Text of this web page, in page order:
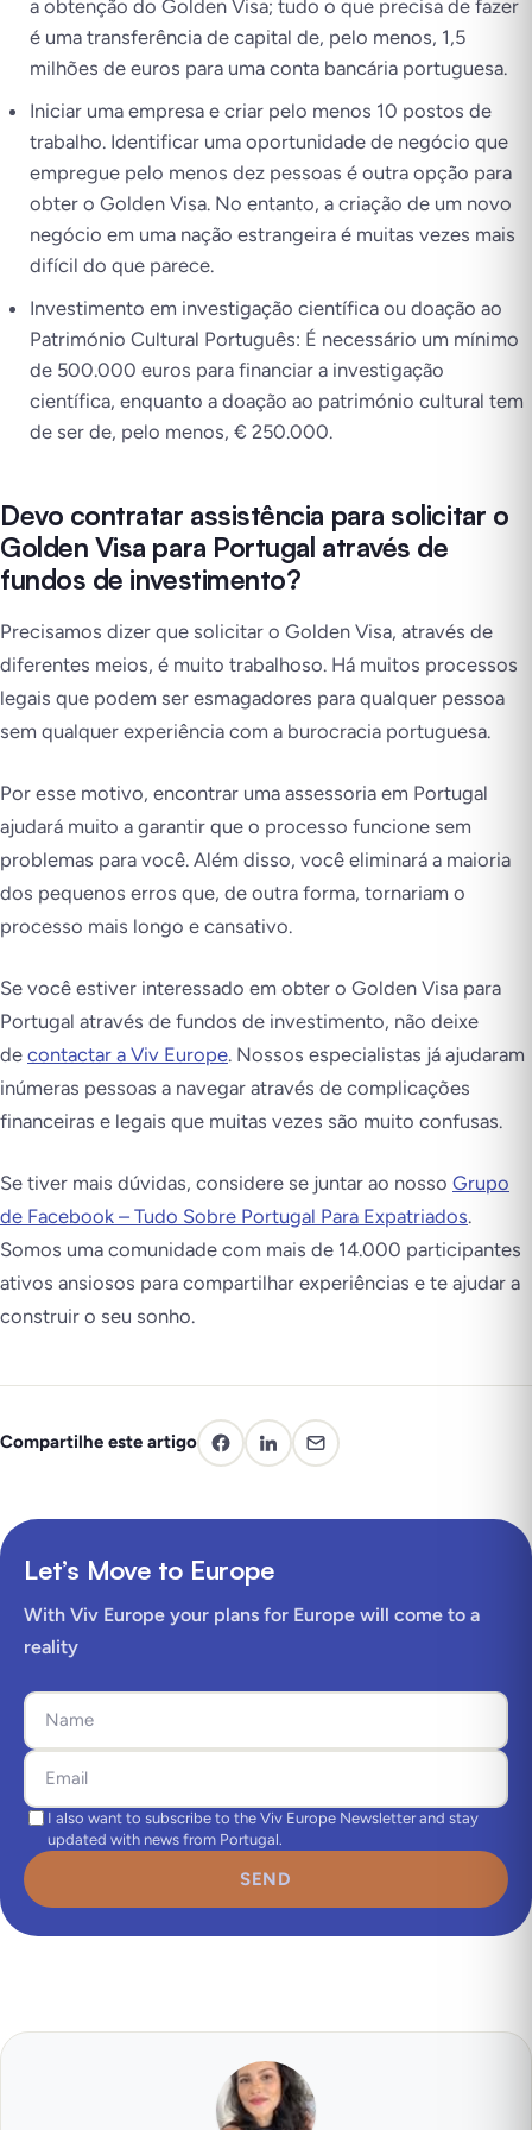
a obtenção do Golden Visa; tudo o que precisa de fazer
é uma transferência de capital de, pelo menos, 1,5
milhões de euros para uma conta bancária portuguesa.
Iniciar uma empresa e criar pelo menos 10 postos de
trabalho. Identificar uma oportunidade de negócio que
empregue pelo menos dez pessoas é outra opção para
obter o Golden Visa. No entanto, a criação de um novo
negócio em uma nação estrangeira é muitas vezes mais
difícil do que parece.
Investimento em investigação científica ou doação ao
Património Cultural Português: É necessário um mínimo
de 500.000 euros para financiar a investigação
científica, enquanto a doação ao património cultural tem
de ser de, pelo menos, € 250.000.
Devo contratar assistência para solicitar o
Golden Visa para Portugal através de
fundos de investimento?
Precisamos dizer que solicitar o Golden Visa, através de
diferentes meios, é muito trabalhoso. Há muitos processos
legais que podem ser esmagadores para qualquer pessoa
sem qualquer experiência com a burocracia portuguesa.
Por esse motivo, encontrar uma assessoria em Portugal
ajudará muito a garantir que o processo funcione sem
problemas para você. Além disso, você eliminará a maioria
dos pequenos erros que, de outra forma, tornariam o
processo mais longo e cansativo.
Se você estiver interessado em obter o Golden Visa para
Portugal através de fundos de investimento, não deixe
de contactar a Viv Europe. Nossos especialistas já ajudaram
inúmeras pessoas a navegar através de complicações
financeiras e legais que muitas vezes são muito confusas.
Se tiver mais dúvidas, considere se juntar ao nosso Grupo
de Facebook – Tudo Sobre Portugal Para Expatriados.
Somos uma comunidade com mais de 14.000 participantes
ativos ansiosos para compartilhar experiências e te ajudar a
construir o seu sonho.
Compartilhe este artigo
Let’s Move to Europe
With Viv Europe your plans for Europe will come to a
reality
I also want to subscribe to the Viv Europe Newsletter and stay
updated with news from Portugal.
SEND